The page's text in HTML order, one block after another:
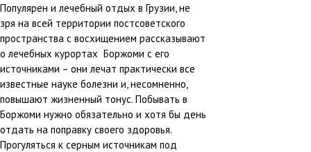
Популярен и лечебный отдых в Грузии, не
зря на всей территории постсоветского
пространства с восхищением рассказывают
о лечебных курортах Боржоми с его
источниками – они лечат практически все
известные науке болезни и, несомненно,
повышают жизненный тонус. Побывать в
Боржоми нужно обязательно и хотя бы день
отдать на поправку своего здоровья.
Прогуляться к серным источникам под